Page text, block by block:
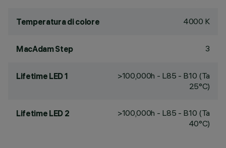
Temperatura di colore 4000 K
MacAdam Step 3
Lifetime LED 1
>100,000h - L85 - B10 (Ta
25°C)
Lifetime LED 2
>100,000h - L85 - B10 (Ta
40°C)